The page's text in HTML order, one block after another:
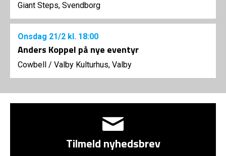
Giant Steps, Svendborg
Onsdag 21/2 kl. 18:00
Anders Koppel på nye eventyr
Cowbell / Valby Kulturhus, Valby
Tilmeld nyhedsbrev